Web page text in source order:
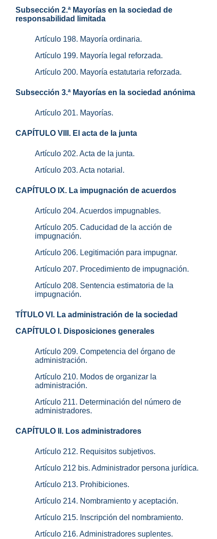
Subsección 2.ª Mayorías en la sociedad de
responsabilidad limitada
Artículo 198. Mayoría ordinaria.
Artículo 199. Mayoría legal reforzada.
Artículo 200. Mayoría estatutaria reforzada.
Subsección 3.ª Mayorías en la sociedad anónima
Artículo 201. Mayorías.
CAPÍTULO VIII. El acta de la junta
Artículo 202. Acta de la junta.
Artículo 203. Acta notarial.
CAPÍTULO IX. La impugnación de acuerdos
Artículo 204. Acuerdos impugnables.
Artículo 205. Caducidad de la acción de
impugnación.
Artículo 206. Legitimación para impugnar.
Artículo 207. Procedimiento de impugnación.
Artículo 208. Sentencia estimatoria de la
impugnación.
TÍTULO VI. La administración de la sociedad
CAPÍTULO I. Disposiciones generales
Artículo 209. Competencia del órgano de
administración.
Artículo 210. Modos de organizar la
administración.
Artículo 211. Determinación del número de
administradores.
CAPÍTULO II. Los administradores
Artículo 212. Requisitos subjetivos.
Artículo 212 bis. Administrador persona jurídica.
Artículo 213. Prohibiciones.
Artículo 214. Nombramiento y aceptación.
Artículo 215. Inscripción del nombramiento.
Artículo 216. Administradores suplentes.